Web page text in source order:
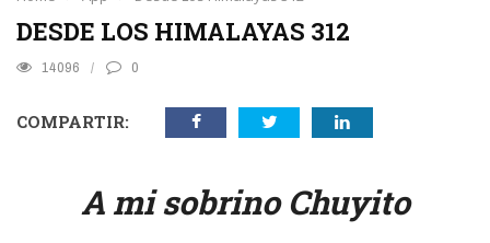
DESDE LOS HIMALAYAS 312
14096 0
COMPARTIR:
A mi sobrino Chuyito